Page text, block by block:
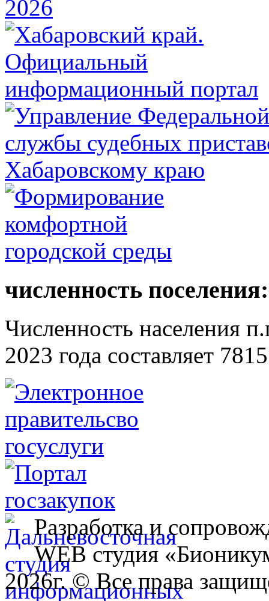
численность поселения:
Численность населения
2023 года составляет
Разработка и
WEB студия
2026г. © Все права